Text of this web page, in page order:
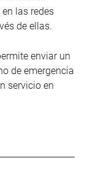
las redes
de ellas.
enviar un
de emergencia
servicio en